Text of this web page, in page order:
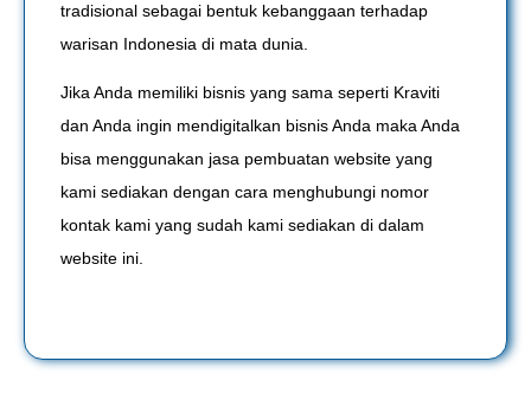
tradisional sebagai bentuk kebanggaan terhadap
warisan Indonesia di mata dunia.
Jika Anda memiliki bisnis yang sama seperti Kraviti
dan Anda ingin mendigitalkan bisnis Anda maka Anda
bisa menggunakan jasa pembuatan website yang
kami sediakan dengan cara menghubungi nomor
kontak kami yang sudah kami sediakan di dalam
website ini.